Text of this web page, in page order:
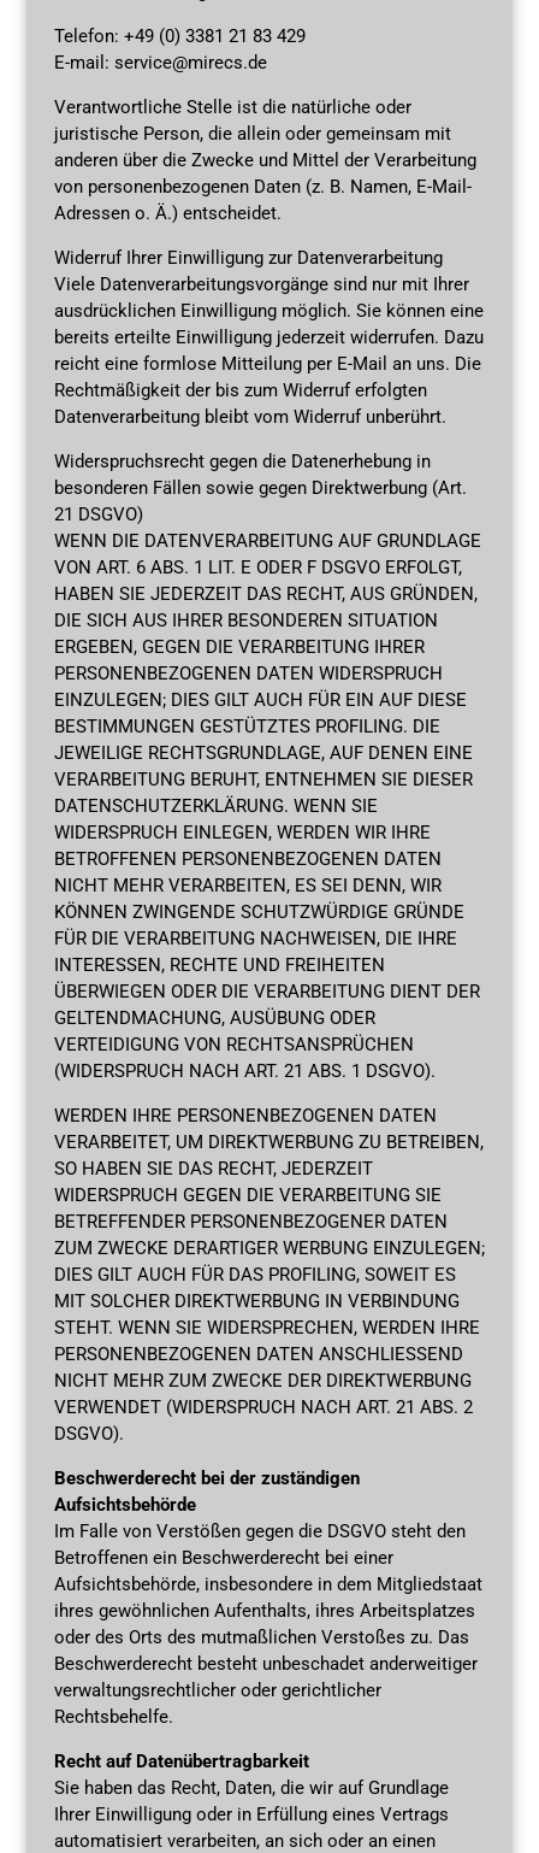
Telefon: +49 (0) 3381 21 83 429
E-mail: service@mirecs.de
Verantwortliche Stelle ist die natürliche oder
juristische Person, die allein oder gemeinsam mit
anderen über die Zwecke und Mittel der Verarbeitung
von personenbezogenen Daten (z. B. Namen, E-Mail-
Adressen o. Ä.) entscheidet.
Widerruf Ihrer Einwilligung zur Datenverarbeitung
Viele Datenverarbeitungsvorgänge sind nur mit Ihrer
ausdrücklichen Einwilligung möglich. Sie können eine
bereits erteilte Einwilligung jederzeit widerrufen. Dazu
reicht eine formlose Mitteilung per E-Mail an uns. Die
Rechtmäßigkeit der bis zum Widerruf erfolgten
Datenverarbeitung bleibt vom Widerruf unberührt.
Widerspruchsrecht gegen die Datenerhebung in
besonderen Fällen sowie gegen Direktwerbung (Art.
21 DSGVO)
WENN DIE DATENVERARBEITUNG AUF GRUNDLAGE
VON ART. 6 ABS. 1 LIT. E ODER F DSGVO ERFOLGT,
HABEN SIE JEDERZEIT DAS RECHT, AUS GRÜNDEN,
DIE SICH AUS IHRER BESONDEREN SITUATION
ERGEBEN, GEGEN DIE VERARBEITUNG IHRER
PERSONENBEZOGENEN DATEN WIDERSPRUCH
EINZULEGEN; DIES GILT AUCH FÜR EIN AUF DIESE
BESTIMMUNGEN GESTÜTZTES PROFILING. DIE
JEWEILIGE RECHTSGRUNDLAGE, AUF DENEN EINE
VERARBEITUNG BERUHT, ENTNEHMEN SIE DIESER
DATENSCHUTZERKLÄRUNG. WENN SIE
WIDERSPRUCH EINLEGEN, WERDEN WIR IHRE
BETROFFENEN PERSONENBEZOGENEN DATEN
NICHT MEHR VERARBEITEN, ES SEI DENN, WIR
KÖNNEN ZWINGENDE SCHUTZWÜRDIGE GRÜNDE
FÜR DIE VERARBEITUNG NACHWEISEN, DIE IHRE
INTERESSEN, RECHTE UND FREIHEITEN
ÜBERWIEGEN ODER DIE VERARBEITUNG DIENT DER
GELTENDMACHUNG, AUSÜBUNG ODER
VERTEIDIGUNG VON RECHTSANSPRÜCHEN
(WIDERSPRUCH NACH ART. 21 ABS. 1 DSGVO).
WERDEN IHRE PERSONENBEZOGENEN DATEN
VERARBEITET, UM DIREKTWERBUNG ZU BETREIBEN,
SO HABEN SIE DAS RECHT, JEDERZEIT
WIDERSPRUCH GEGEN DIE VERARBEITUNG SIE
BETREFFENDER PERSONENBEZOGENER DATEN
ZUM ZWECKE DERARTIGER WERBUNG EINZULEGEN;
DIES GILT AUCH FÜR DAS PROFILING, SOWEIT ES
MIT SOLCHER DIREKTWERBUNG IN VERBINDUNG
STEHT. WENN SIE WIDERSPRECHEN, WERDEN IHRE
PERSONENBEZOGENEN DATEN ANSCHLIESSEND
NICHT MEHR ZUM ZWECKE DER DIREKTWERBUNG
VERWENDET (WIDERSPRUCH NACH ART. 21 ABS. 2
DSGVO).
Beschwerderecht bei der zuständigen
Aufsichtsbehörde
Im Falle von Verstößen gegen die DSGVO steht den
Betroffenen ein Beschwerderecht bei einer
Aufsichtsbehörde, insbesondere in dem Mitgliedstaat
ihres gewöhnlichen Aufenthalts, ihres Arbeitsplatzes
oder des Orts des mutmaßlichen Verstoßes zu. Das
Beschwerderecht besteht unbeschadet anderweitiger
verwaltungsrechtlicher oder gerichtlicher
Rechtsbehelfe.
Recht auf Datenübertragbarkeit
Sie haben das Recht, Daten, die wir auf Grundlage
Ihrer Einwilligung oder in Erfüllung eines Vertrags
automatisiert verarbeiten, an sich oder an einen